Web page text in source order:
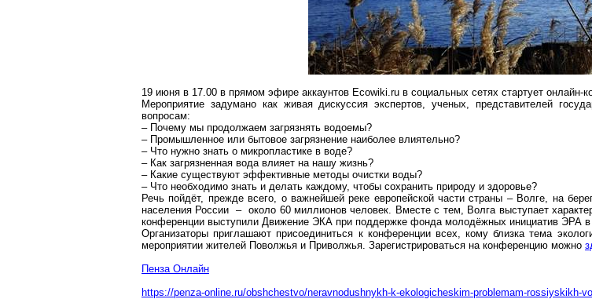
19 июня в 17.00 в прямом эфире аккаунтов Ecowiki.ru в социальных сетях стартует онлайн-
Мероприятие задумано как живая дискуссия экспертов, ученых, представителей
вопросам:
– Почему мы продолжаем загрязнять водоемы?
– Промышленное или бытовое загрязнение наиболее влиятельно?
– Что нужно знать о микропластике в воде?
– Как загрязненная вода влияет на нашу жизнь?
– Какие существуют эффективные методы очистки воды?
– Что необходимо знать и делать каждому, чтобы сохранить природу и здоровье?
Речь пойдёт, прежде всего, о важнейшей реке европейской части страны – Волге, на
населения России – около 60 миллионов человек. Вместе с тем, Волга выступает
конференции выступили Движение ЭКА при поддержке фонда молодёжных инициатив ЭРА
Организаторы приглашают присоединиться к конференции всех, кому близка тема
мероприятии жителей Поволжья и Приволжья. Зарегистрироваться на конференцию можно
Пенза Онлайн
https://penza-online.ru/obshchestvo/neravnodushnykh-k-ekologicheskim-problemam-rossiyskikh-